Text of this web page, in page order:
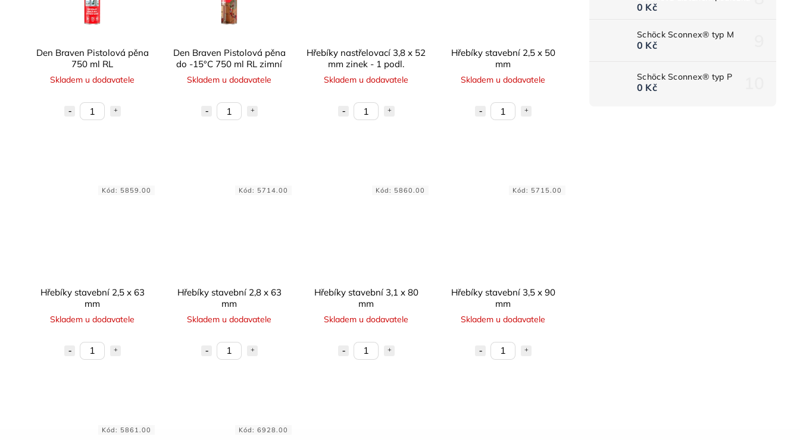
0 Kč
Schöck Sconnex® typ M
0 Kč
Schöck Sconnex® typ P
0 Kč
Den Braven Pistolová pěna
750 ml RL
Skladem u dodavatele
Den Braven Pistolová pěna
do -15°C 750 ml RL zimní
Skladem u dodavatele
Hřebíky nastřelovací 3,8 x 52
mm zinek - 1 podl.
Skladem u dodavatele
Hřebíky stavební 2,5 x 50
mm
Skladem u dodavatele
Hřebíky stavební 2,5 x 63
mm
Skladem u dodavatele
Kód: 5859.00
Hřebíky stavební 2,8 x 63
mm
Skladem u dodavatele
Kód: 5714.00
Hřebíky stavební 3,1 x 80
mm
Skladem u dodavatele
Kód: 5860.00
Hřebíky stavební 3,5 x 90
mm
Skladem u dodavatele
Kód: 5715.00
Kód: 5861.00 Kód: 6928.00